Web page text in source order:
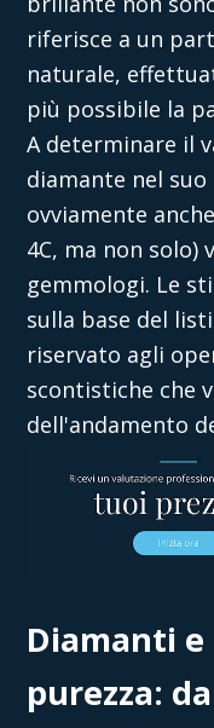
riferisce a un
naturale,
più possibile la
A determinare il
diamante nel
ovviamente
4C, ma non
gemmologi. Le
sulla base del
riservato agli
scontistiche che
dell'andamento
Diamanti e
purezza: